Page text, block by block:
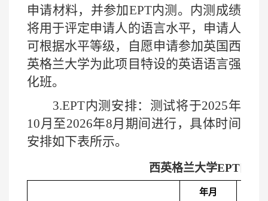
申请材料，并参加EPT内测。内测成绩
将用于评定申请人的语言水平，申请人
可根据水平等级，自愿申请参加英国西
英格兰大学为此项目特设的英语语言强
化班。
3.EPT内测安排：测试将于2025年
10月至2026年8月期间进行，具体时间
安排如下表所示。
西英格兰大学EPT
年月